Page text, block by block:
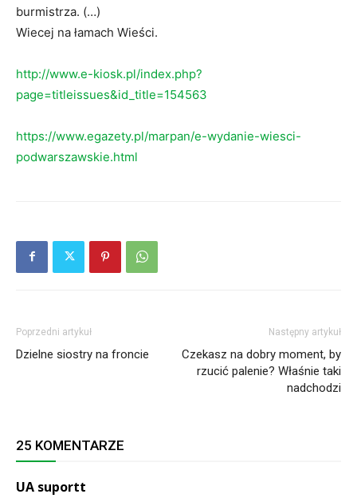
burmistrza. (…)
Wiecej na łamach Wieści.
http://www.e-kiosk.pl/index.php?
page=titleissues&id_title=154563
https://www.egazety.pl/marpan/e-wydanie-wiesci-
podwarszawskie.html
Poprzedni artykuł
Dzielne siostry na froncie
Następny artykuł
Czekasz na dobry moment, by
rzucić palenie? Właśnie taki
nadchodzi
25 KOMENTARZE
UA suportt